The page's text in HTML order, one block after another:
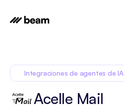
Integraciones de agentes de IA
Acelle Mail